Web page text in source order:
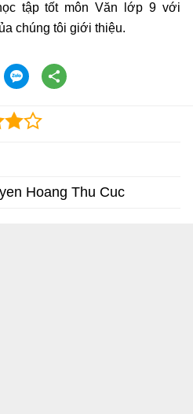
tập tốt môn Văn lớp 9 với
chúng tôi giới thiệu.
Hoang Thu Cuc